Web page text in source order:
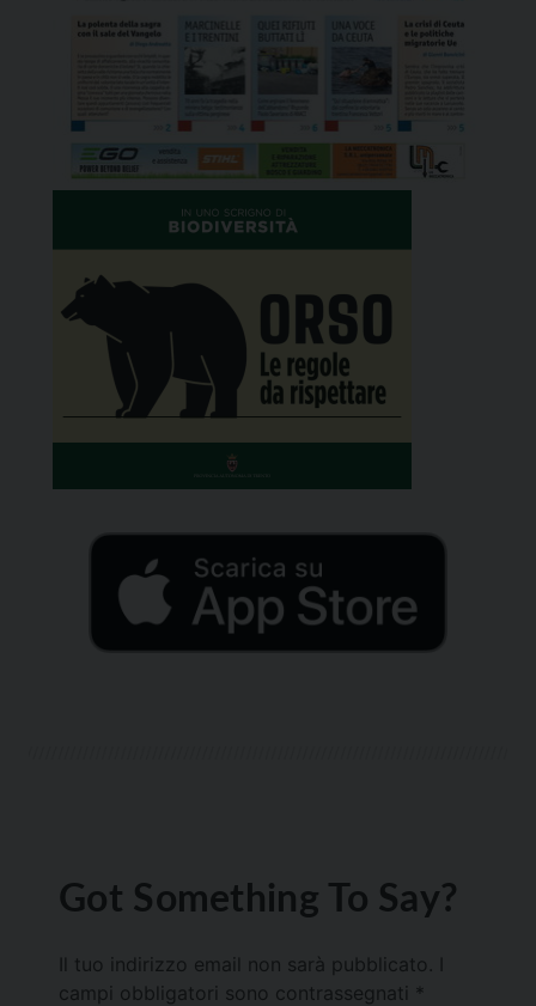
Got Something To Say?
Il tuo indirizzo email non sarà pubblicato.
campi obbligatori sono contrassegnati *